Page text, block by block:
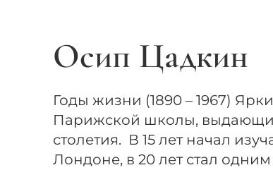
Осип Цадкин
Годы жизни (1890 – 1967)
Парижской школы,
столетия. В 15 лет начал
Лондоне, в 20 лет стал